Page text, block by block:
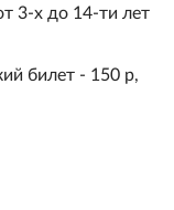
3-х до 14-ти лет
билет - 150 р,